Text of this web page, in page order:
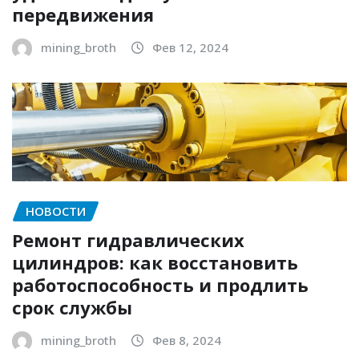
передвижения
mining_broth Фев 12, 2024
НОВОСТИ
Ремонт гидравлических
цилиндров: как восстановить
работоспособность и продлить
срок службы
mining_broth Фев 8, 2024